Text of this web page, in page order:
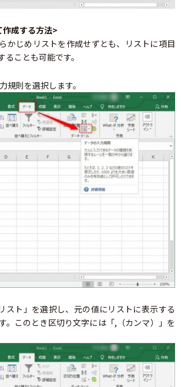
成する方法>
かじめリストを作成せずとも、リストに項目
ことも可能です。
規則を選択します。
スト」を選択し、元の値にリストに表示する
。このとき区切り文字には「,（カンマ）」を